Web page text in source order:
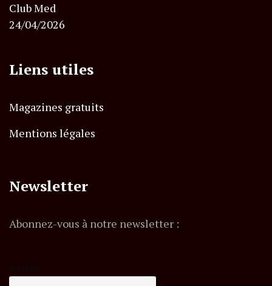
Club Med
24/04/2026
Liens utiles
Magazines gratuits
Mentions légales
Newsletter
Abonnez-vous à notre newsletter :